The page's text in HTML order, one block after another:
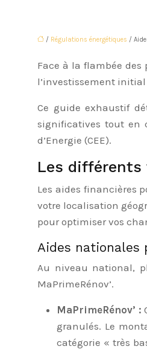
/ Régulations énergétiques /
Face à la flambée
l’investissement
Ce guide exhaustif
significatives tout en
d’Energie (CEE).
Les différents
Les aides financières
votre localisation
pour optimiser vos
Aides nationales
Au niveau national,
MaPrimeRénov’.
MaPrimeRénov’ :
granulés. Le
catégorie « très